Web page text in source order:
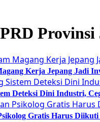
Provinsi
Kerja Jepang Jadi
Deteksi Dini Industri,
Gratis Harus